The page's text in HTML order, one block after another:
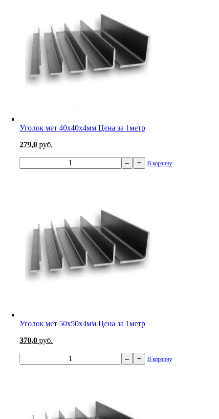
Уголок мет 40х40х4мм Цена за 1метр
279,0 руб.
– + В корзину
Уголок мет 50х50х4мм Цена за 1метр
370,0 руб.
– + В корзину